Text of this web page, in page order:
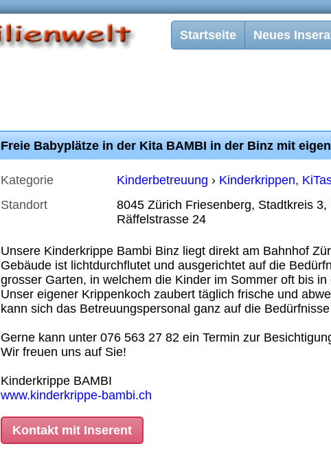
Startseite Neues
Freie Babyplätze in der Kita BAMBI in der Binz mit
Kategorie Kinderbetreuung › Kinderkrippen,
Standort
8045 Zürich Friesenberg, Stadtkreis 3,
Räffelstrasse 24
Unsere Kinderkrippe Bambi Binz liegt direkt am Bahnhof
Gebäude ist lichtdurchflutet und ausgerichtet auf die
grosser Garten, in welchem die Kinder im Sommer oft bis in
Unser eigener Krippenkoch zaubert täglich frische und
kann sich das Betreuungspersonal ganz auf die
Gerne kann unter 076 563 27 82 ein Termin zur
Wir freuen uns auf Sie!
Kinderkrippe BAMBI
www.kinderkrippe-bambi.ch
Kontakt mit Inserent